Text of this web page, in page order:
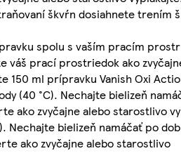
škvŕn dosiahnete trením
spolu s vaším pracím
váš prací prostriedok ako
150 ml prípravku Vanish Oxi
(40 °C). Nechajte bielizeň
ako zvyčajne alebo starostlivo
Nechajte bielizeň namáčať po
ako zvyčajne alebo starostlivo